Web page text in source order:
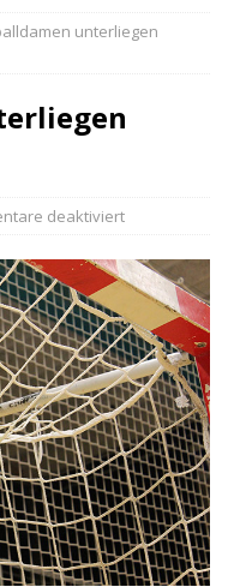
unterliegen
deaktiviert